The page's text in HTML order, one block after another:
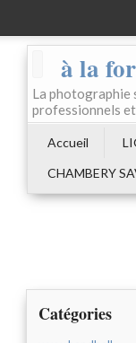
à la
La photographie
professionnels
Accueil
CHAMBERY
Catégories